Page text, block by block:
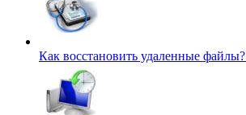
Как восстановить удаленные файлы?